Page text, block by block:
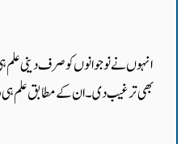
انہوں نے نوجوانوں کو صرف دینی
بھی ترغیب دی۔ ان کے مطابق علم ہی